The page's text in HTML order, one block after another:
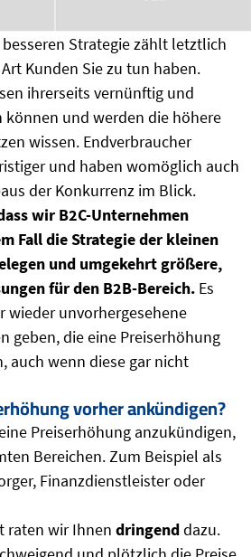
Strategie zählt letztlich
Kunden Sie zu tun haben.
ihrerseits vernünftig und
und werden die höhere
wissen. Endverbraucher
und haben womöglich auch
der Konkurrenz im Blick.
wir B2C-Unternehmen
Fall die Strategie der kleinen
und umgekehrt größere,
für den B2B-Bereich. Es
wieder unvorhergesehene
geben, die eine Preiserhöhung
auch wenn diese gar nicht
vorher ankündigen?
Preiserhöhung anzukündigen,
Bereichen. Zum Beispiel als
Finanzdienstleister oder
raten wir Ihnen dringenddazu.